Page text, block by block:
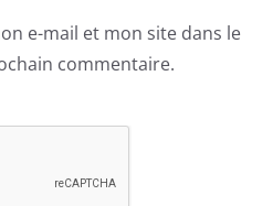
e-mail et mon site dans le
commentaire.